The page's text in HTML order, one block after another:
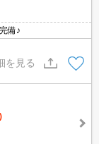
備♪
を見る